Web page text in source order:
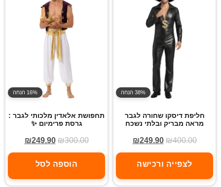
38% הנחה
חליפת דיסקו שחורה לגבר
מראה מבריק ובלתי נשכח
₪400.00
₪249.90
לצפייה ורכישה
16% הנחה
תחפושת אלאדין מלכותי לגבר :
גרסת פרימיום ✨
₪300.00
₪249.90
הוספה לסל